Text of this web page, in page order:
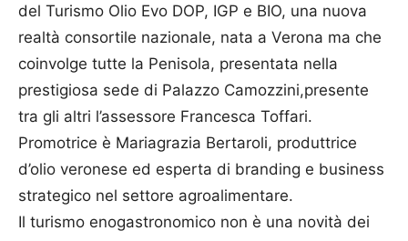
del Turismo Olio Evo DOP, IGP e BIO, una nuova
realtà consortile nazionale, nata a Verona ma che
coinvolge tutte la Penisola, presentata nella
prestigiosa sede di Palazzo Camozzini,presente
tra gli altri l’assessore Francesca Toffari.
Promotrice è Mariagrazia Bertaroli, produttrice
d’olio veronese ed esperta di branding e business
strategico nel settore agroalimentare.
Il turismo enogastronomico non è una novità dei